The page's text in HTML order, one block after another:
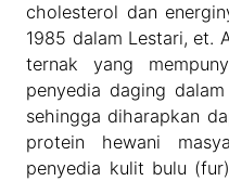
cholesterol dan
1985 dalam Lestari, et.
ternak yang
penyedia daging
sehingga diharapkan
protein hewani
penyedia kulit bulu